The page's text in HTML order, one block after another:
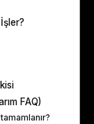
FAQ)